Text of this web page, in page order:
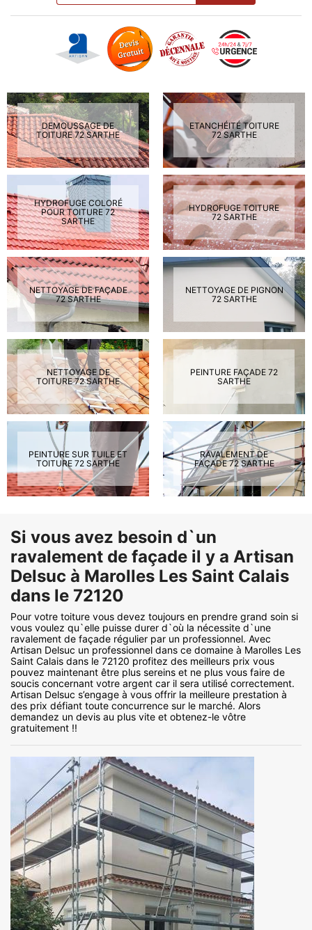
DEMOUSSAGE DE
TOITURE 72 SARTHE
ETANCHÉITÉ TOITURE
72 SARTHE
HYDROFUGE COLORÉ
POUR TOITURE 72
SARTHE
HYDROFUGE TOITURE
72 SARTHE
NETTOYAGE DE FAÇADE
72 SARTHE
NETTOYAGE DE PIGNON
72 SARTHE
NETTOYAGE DE
TOITURE 72 SARTHE
PEINTURE FAÇADE 72
SARTHE
PEINTURE SUR TUILE ET
TOITURE 72 SARTHE
RAVALEMENT DE
FAÇADE 72 SARTHE
Si vous avez besoin d`un
ravalement de façade il y a Artisan
Delsuc à Marolles Les Saint Calais
dans le 72120
Pour votre toiture vous devez toujours en prendre grand soin si
vous voulez qu`elle puisse durer d`où la nécessite d`une
ravalement de façade régulier par un professionnel. Avec
Artisan Delsuc un professionnel dans ce domaine à Marolles Les
Saint Calais dans le 72120 profitez des meilleurs prix vous
pouvez maintenant être plus sereins et ne plus vous faire de
soucis concernant votre argent car il sera utilisé correctement.
Artisan Delsuc s’engage à vous offrir la meilleure prestation à
des prix défiant toute concurrence sur le marché. Alors
demandez un devis au plus vite et obtenez-le vôtre
gratuitement !!